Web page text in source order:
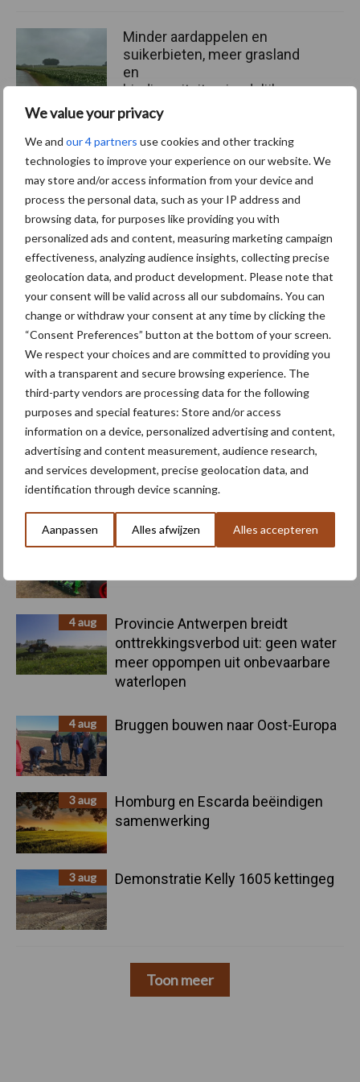
We value your privacy
We and our 4 partners use cookies and other tracking
technologies to improve your experience on our website. We
may store and/or access information from your device and
process the personal data, such as your IP address and
browsing data, for purposes like providing you with
personalized ads and content, measuring marketing campaign
effectiveness, analyzing audience insights, collecting precise
geolocation data, and product development. Please note that
your consent will be valid across all our subdomains. You can
change or withdraw your consent at any time by clicking the
“Consent Preferences” button at the bottom of your screen.
We respect your choices and are committed to providing you
with a transparent and secure browsing experience. The
third-party vendors are processing data for the following
purposes and special features: Store and/or access
information on a device, personalized advertising and content,
advertising and content measurement, audience research,
and services development, precise geolocation data, and
identification through device scanning.
Aanpassen Alles afwijzen Alles accepteren
Primaire
Sidebar
5 aug
Nieuwe compacte gedragen
4 aug
Provincie Antwerpen breidt
onttrekkingsverbod uit: geen water
meer oppompen uit onbevaarbare
waterlopen
4 aug Bruggen bouwen naar Oost-Europa
3 aug
Homburg en Escarda beëindigen
samenwerking
3 aug Demonstratie Kelly 1605 kettingeg
Toon meer
Minder aardappelen en
suikerbieten, meer grasland
en
biodiversiteitsvriendelijke
teelten
Meer lezen over:
Maak uw keuze
Machines Duurzaamheid
Toon meer